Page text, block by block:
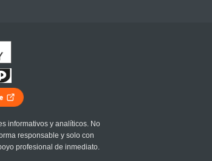
informativos y analíticos. No
responsable y solo con
profesional de inmediato.